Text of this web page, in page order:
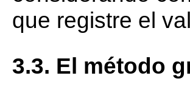
que registre el
3.3. El método